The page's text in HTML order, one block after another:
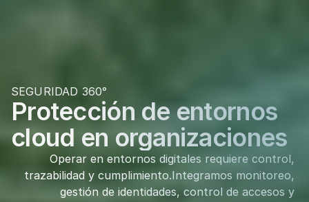
SEGURIDAD 360°
Protección de entornos
cloud en organizaciones
Operar en entornos digitales requiere control,
trazabilidad y cumplimiento.Integramos monitoreo,
gestión de identidades, control de accesos y